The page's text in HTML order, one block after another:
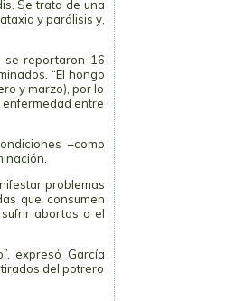
Se trata de una
y parálisis y,
se reportaron 16
“El hongo
y marzo), por lo
entre
–como
problemas
que consumen
abortos o el
expresó García
del potrero